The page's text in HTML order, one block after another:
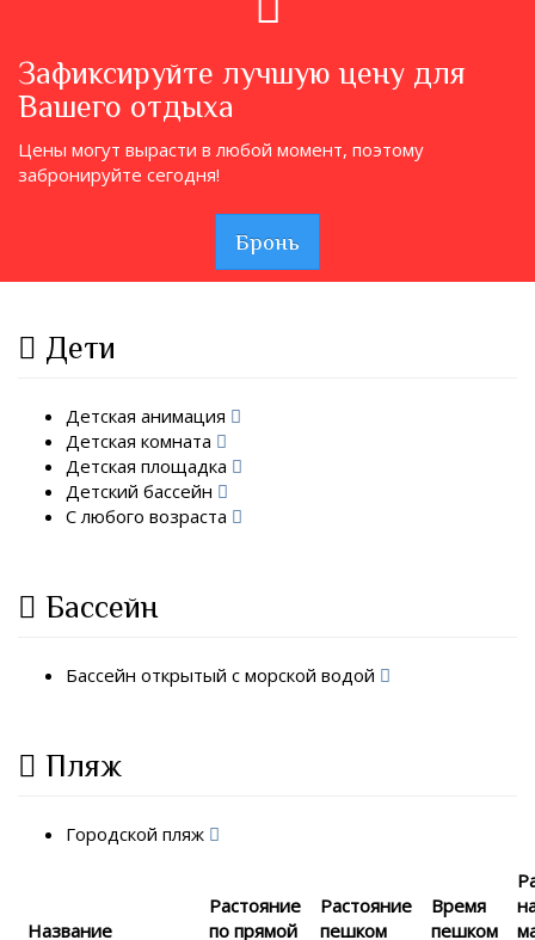
Зафиксируйте лучшую цену для
Вашего отдыха
Цены могут вырасти в любой момент, поэтому
забронируйте сегодня!
Бронь
Дети
Детская анимация
Детская комната
Детская площадка
Детский бассейн
С любого возраста
Бассейн
Бассейн открытый с морской водой
Пляж
Городской пляж
Название
Растояние
по прямой
Растояние
пешком
Время
пешком